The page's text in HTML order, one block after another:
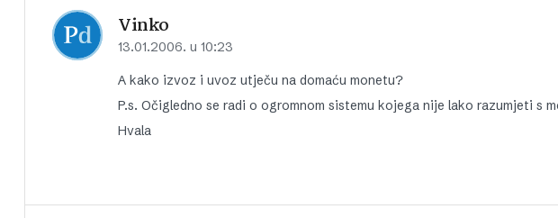
Vinko
13.01.2006. u 10:23
A kako izvoz i uvoz utječu na domaću monetu?
P.s. Očigledno se radi o ogromnom sistemu kojega nije lako razumjeti s
Hvala